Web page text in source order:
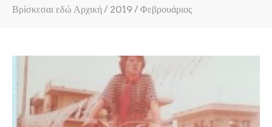
Βρίσκεσαι εδώ Αρχική/ 2019/ Φεβρουάριος